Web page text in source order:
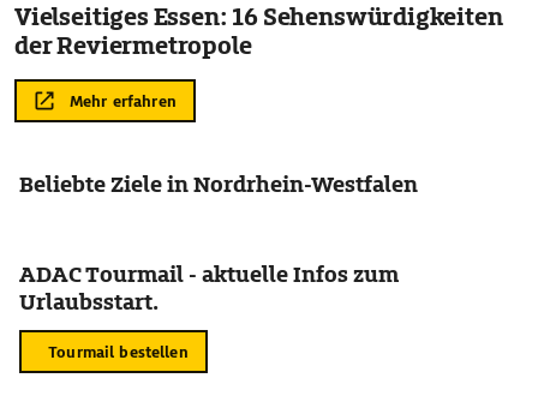
Vielseitiges Essen: 16 Sehenswürdigkeiten
der Reviermetropole
Mehr erfahren
Beliebte Ziele in Nordrhein-Westfalen
ADAC Tourmail - aktuelle Infos zum
Urlaubsstart.
Tourmail bestellen